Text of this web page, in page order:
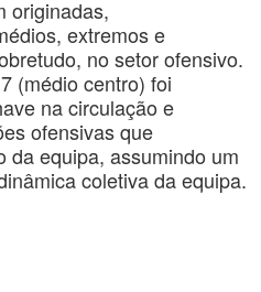
originadas,
extremos e
no setor ofensivo.
(médio centro) foi
na circulação e
ofensivas que
da equipa, assumindo um
coletiva da equipa.